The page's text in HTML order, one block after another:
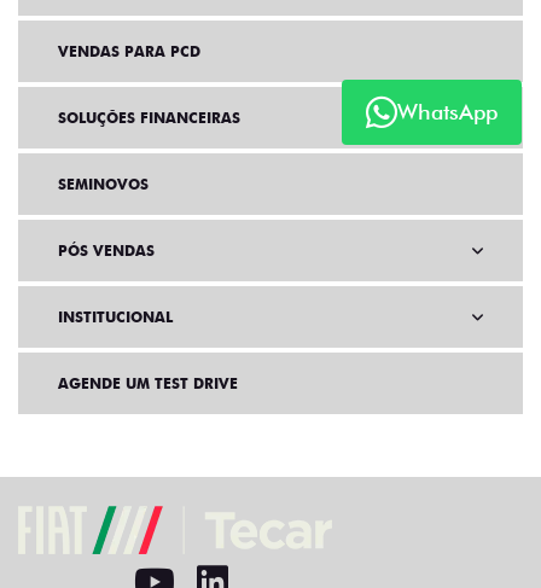
WhatsApp
VENDAS PARA PCD
SOLUÇÕES FINANCEIRAS
SEMINOVOS
PÓS VENDAS
INSTITUCIONAL
AGENDE UM TEST DRIVE